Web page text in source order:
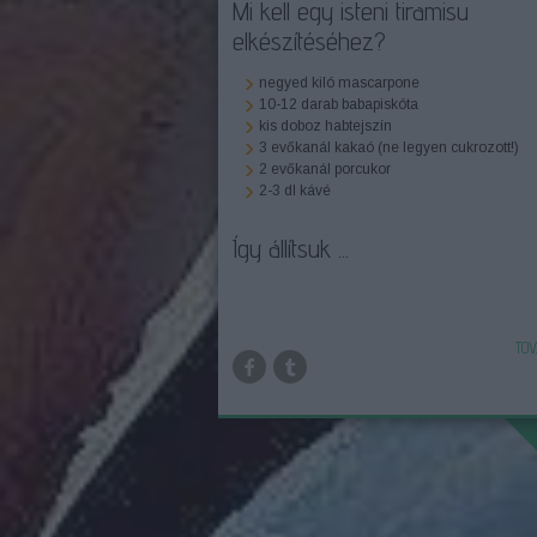
Mi kell egy isteni tiramisu
elkészítéséhez?
negyed kiló mascarpone
10-12 darab babapiskóta
kis doboz habtejszín
3 evőkanál kakaó (ne legyen cukrozott!)
2 evőkanál porcukor
2-3 dl kávé
Így állítsuk ...